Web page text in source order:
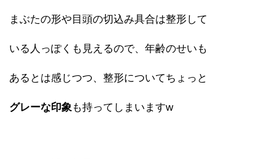
まぶたの形や目頭の切込み具合は整形して
いる人っぽくも見えるので、年齢のせいも
あるとは感じつつ、整形についてちょっと
グレーな印象 も持ってしまいますw